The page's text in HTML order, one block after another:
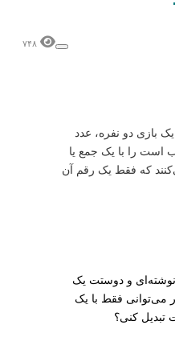
۷۴۸
بازی دو نفره، عدد
را با یک جمع یا
که فقط یک رقم آن
و دوستت یک
می‌توانی فقط با یک
تبدیل کنی؟